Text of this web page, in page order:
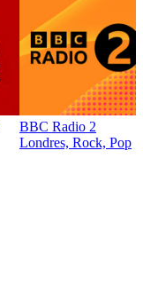
BBC Radio 2
Londres, Rock, Pop